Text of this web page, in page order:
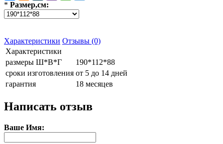
* Размер,см:
Характеристики Отзывы (0)
Характеристики
размеры Ш*В*Г
190*112*88
сроки изготовления от 5 до 14 дней
гарантия
18 месяцев
Написать отзыв
Ваше Имя: